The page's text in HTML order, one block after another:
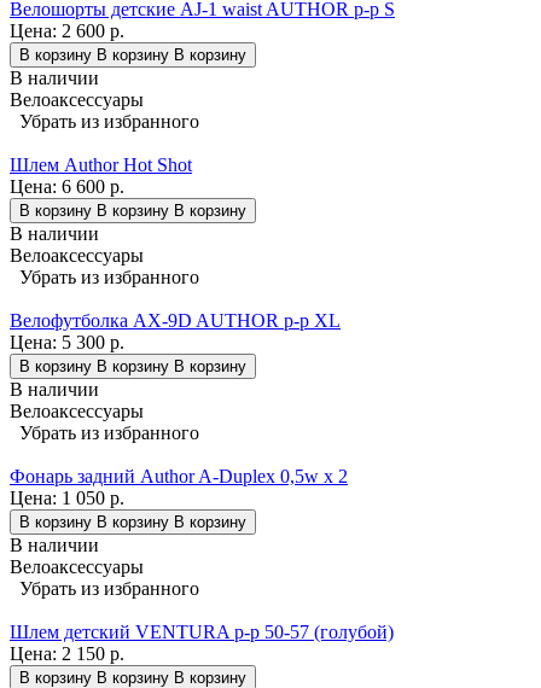
Велошорты детские AJ-1 waist AUTHOR р-р S
Цена: 2 600 р.
В корзину В корзину В корзину
В наличии
Велоаксессуары
Убрать из избранного
Шлем Author Hot Shot
Цена: 6 600 р.
В корзину В корзину В корзину
В наличии
Велоаксессуары
Убрать из избранного
Велофутболка AX-9D AUTHOR р-р XL
Цена: 5 300 р.
В корзину В корзину В корзину
В наличии
Велоаксессуары
Убрать из избранного
Фонарь задний Author A-Duplex 0,5w x 2
Цена: 1 050 р.
В корзину В корзину В корзину
В наличии
Велоаксессуары
Убрать из избранного
Шлем детский VENTURA р-р 50-57 (голубой)
Цена: 2 150 р.
В корзину В корзину В корзину